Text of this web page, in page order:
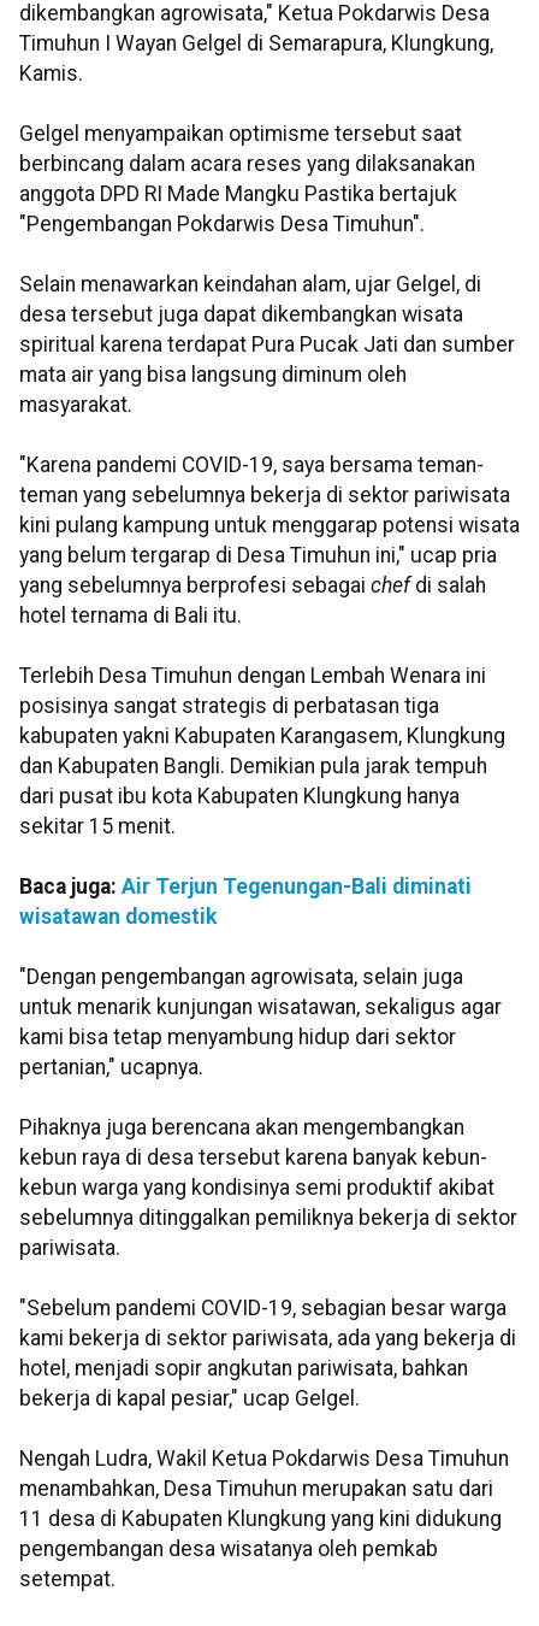
dikembangkan agrowisata," Ketua Pokdarwis Desa
Timuhun I Wayan Gelgel di Semarapura, Klungkung,
Kamis.
Gelgel menyampaikan optimisme tersebut saat
berbincang dalam acara reses yang dilaksanakan
anggota DPD RI Made Mangku Pastika bertajuk
"Pengembangan Pokdarwis Desa Timuhun".
Selain menawarkan keindahan alam, ujar Gelgel, di
desa tersebut juga dapat dikembangkan wisata
spiritual karena terdapat Pura Pucak Jati dan sumber
mata air yang bisa langsung diminum oleh
masyarakat.
"Karena pandemi COVID-19, saya bersama teman-
teman yang sebelumnya bekerja di sektor pariwisata
kini pulang kampung untuk menggarap potensi wisata
yang belum tergarap di Desa Timuhun ini," ucap pria
yang sebelumnya berprofesi sebagai chefdi salah
hotel ternama di Bali itu.
Terlebih Desa Timuhun dengan Lembah Wenara ini
posisinya sangat strategis di perbatasan tiga
kabupaten yakni Kabupaten Karangasem, Klungkung
dan Kabupaten Bangli. Demikian pula jarak tempuh
dari pusat ibu kota Kabupaten Klungkung hanya
sekitar 15 menit.
Baca juga: Air Terjun Tegenungan-Bali diminati
wisatawan domestik
"Dengan pengembangan agrowisata, selain juga
untuk menarik kunjungan wisatawan, sekaligus agar
kami bisa tetap menyambung hidup dari sektor
pertanian," ucapnya.
Pihaknya juga berencana akan mengembangkan
kebun raya di desa tersebut karena banyak kebun-
kebun warga yang kondisinya semi produktif akibat
sebelumnya ditinggalkan pemiliknya bekerja di sektor
pariwisata.
"Sebelum pandemi COVID-19, sebagian besar warga
kami bekerja di sektor pariwisata, ada yang bekerja di
hotel, menjadi sopir angkutan pariwisata, bahkan
bekerja di kapal pesiar," ucap Gelgel.
Nengah Ludra, Wakil Ketua Pokdarwis Desa Timuhun
menambahkan, Desa Timuhun merupakan satu dari
11 desa di Kabupaten Klungkung yang kini didukung
pengembangan desa wisatanya oleh pemkab
setempat.